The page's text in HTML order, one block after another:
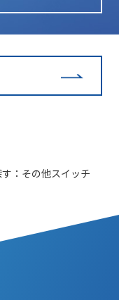
：その他スイッチ